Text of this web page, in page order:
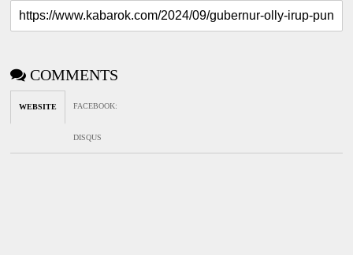
COMMENTS
WEBSITE FACEBOOK:
DISQUS